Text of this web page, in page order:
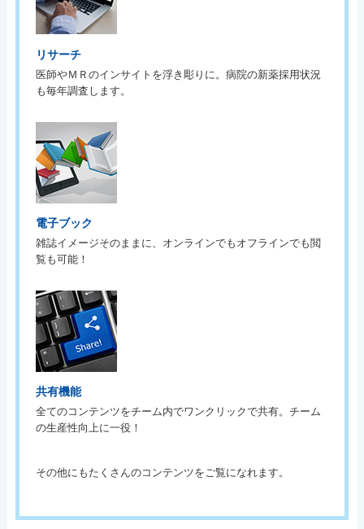
リサーチ
医師やＭＲのインサイトを浮き彫りに。病院の新薬採用状況
も毎年調査します。
電子ブック
雑誌イメージそのままに、オンラインでもオフラインでも閲
覧も可能！
共有機能
全てのコンテンツをチーム内でワンクリックで共有。チーム
の生産性向上に一役！
その他にもたくさんのコンテンツをご覧になれます。